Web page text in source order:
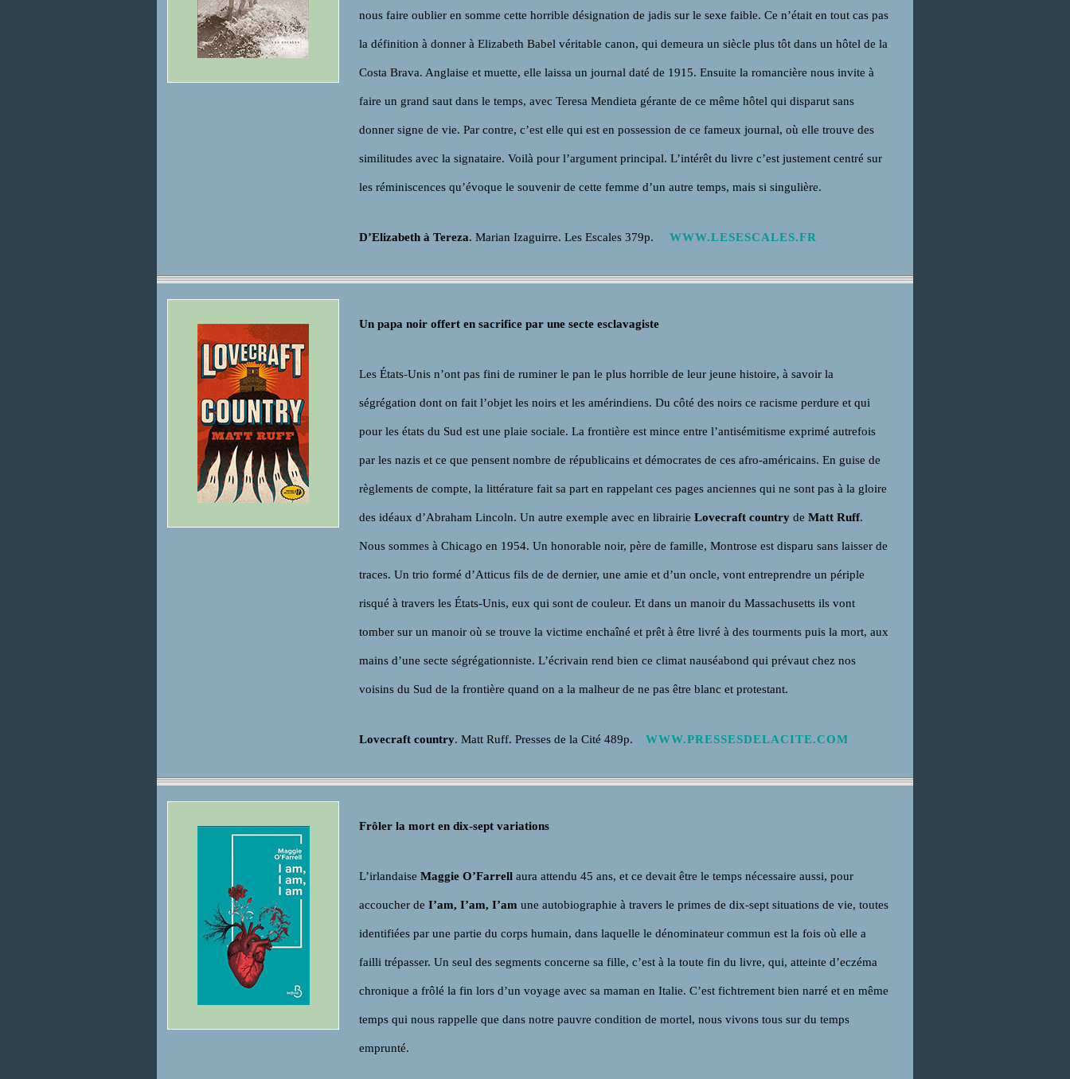
nous faire oublier en somme cette horrible désignation de jadis sur le sexe faible. Ce n’était en tout cas pas
la définition à donner à Elizabeth Babel véritable canon, qui demeura un siècle plus tôt dans un hôtel de la
Costa Brava. Anglaise et muette, elle laissa un journal daté de 1915. Ensuite la romancière nous invite à
faire un grand saut dans le temps, avec Teresa Mendieta gérante de ce même hôtel qui disparut sans
donner signe de vie. Par contre, c’est elle qui est en possession de ce fameux journal, où elle trouve des
similitudes avec la signataire. Voilà pour l’argument principal. L’intérêt du livre c’est justement centré sur
les réminiscences qu’évoque le souvenir de cette femme d’un autre temps, mais si singulière.
D’Elizabeth à Tereza. Marian Izaguirre. Les Escales 379p. WWW.LESESCALES.FR
Un papa noir offert en sacrifice par une secte esclavagiste
Les États-Unis n’ont pas fini de ruminer le pan le plus horrible de leur jeune histoire, à savoir la
ségrégation dont on fait l’objet les noirs et les amérindiens. Du côté des noirs ce racisme perdure et qui
pour les états du Sud est une plaie sociale. La frontière est mince entre l’antisémitisme exprimé autrefois
par les nazis et ce que pensent nombre de républicains et démocrates de ces afro-américains. En guise de
règlements de compte, la littérature fait sa part en rappelant ces pages anciennes qui ne sont pas à la gloire
des idéaux d’Abraham Lincoln. Un autre exemple avec en librairie Lovecraft country de Matt Ruff.
Nous sommes à Chicago en 1954. Un honorable noir, père de famille, Montrose est disparu sans laisser de
traces. Un trio formé d’Atticus fils de de dernier, une amie et d’un oncle, vont entreprendre un périple
risqué à travers les États-Unis, eux qui sont de couleur. Et dans un manoir du Massachusetts ils vont
tomber sur un manoir où se trouve la victime enchaîné et prêt à être livré à des tourments puis la mort, aux
mains d’une secte ségrégationniste. L’écrivain rend bien ce climat nauséabond qui prévaut chez nos
voisins du Sud de la frontière quand on a la malheur de ne pas être blanc et protestant.
Lovecraft country. Matt Ruff. Presses de la Cité 489p. WWW.PRESSESDELACITE.COM
Frôler la mort en dix-sept variations
L’irlandaise Maggie O’Farrell aura attendu 45 ans, et ce devait être le temps nécessaire aussi, pour
accoucher de I’am, I’am, I’am une autobiographie à travers le primes de dix-sept situations de vie, toutes
identifiées par une partie du corps humain, dans laquelle le dénominateur commun est la fois où elle a
failli trépasser. Un seul des segments concerne sa fille, c’est à la toute fin du livre, qui, atteinte d’eczéma
chronique a frôlé la fin lors d’un voyage avec sa maman en Italie. C’est fichtrement bien narré et en même
temps qui nous rappelle que dans notre pauvre condition de mortel, nous vivons tous sur du temps
emprunté.